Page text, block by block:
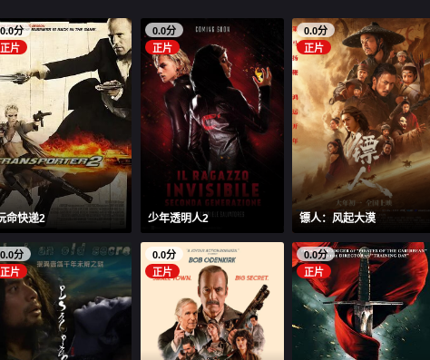
0.0分
正片
命快递2
0.0分
正片
少年透明人2
0.0分
正片
镖人：风起大漠
0.0分
正片
0.0分
正片
0.0分
正片